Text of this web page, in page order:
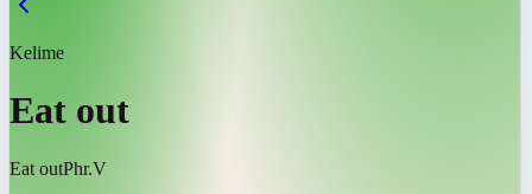
Kelime
Eat out
Eat outPhr.V